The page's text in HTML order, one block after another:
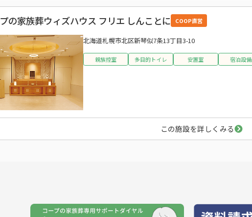
の家族葬ウィズハウス フリエ しんことに COOP直営
北海道札幌市北区新琴似7条13丁目3-10
親族控室 多目的トイレ 安置室 宿泊設備
この施設を詳しくみる